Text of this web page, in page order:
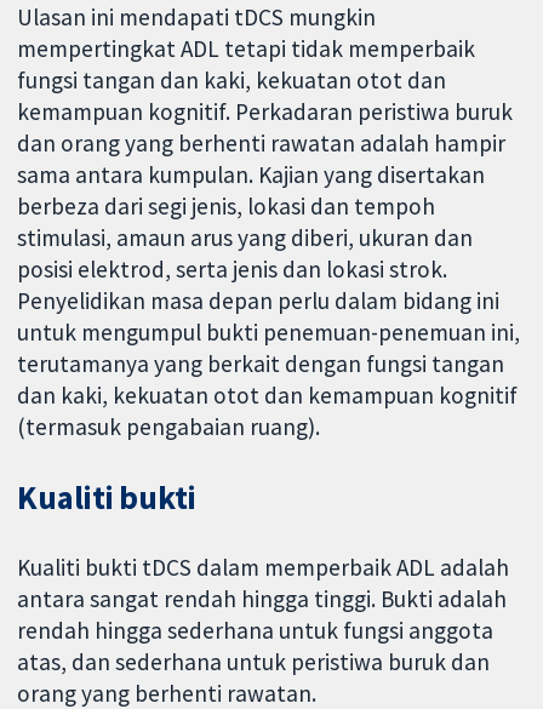
Ulasan ini mendapati tDCS mungkin
mempertingkat ADL tetapi tidak memperbaik
fungsi tangan dan kaki, kekuatan otot dan
kemampuan kognitif. Perkadaran peristiwa buruk
dan orang yang berhenti rawatan adalah hampir
sama antara kumpulan. Kajian yang disertakan
berbeza dari segi jenis, lokasi dan tempoh
stimulasi, amaun arus yang diberi, ukuran dan
posisi elektrod, serta jenis dan lokasi strok.
Penyelidikan masa depan perlu dalam bidang ini
untuk mengumpul bukti penemuan-penemuan ini,
terutamanya yang berkait dengan fungsi tangan
dan kaki, kekuatan otot dan kemampuan kognitif
(termasuk pengabaian ruang).
Kualiti bukti
Kualiti bukti tDCS dalam memperbaik ADL adalah
antara sangat rendah hingga tinggi. Bukti adalah
rendah hingga sederhana untuk fungsi anggota
atas, dan sederhana untuk peristiwa buruk dan
orang yang berhenti rawatan.